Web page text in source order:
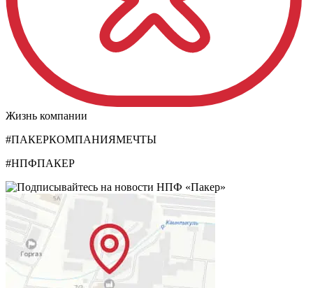
Жизнь компании
#ПАКЕРКОМПАНИЯМЕЧТЫ
#НПФПАКЕР